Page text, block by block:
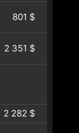
801 $
2 351 $
2 282 $